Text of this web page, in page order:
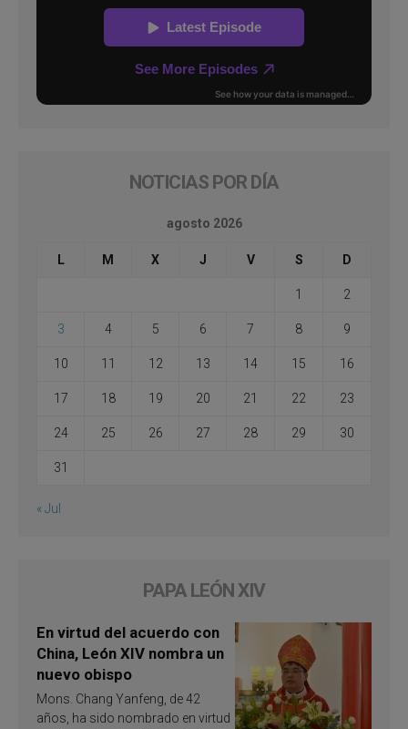
NOTICIAS POR DÍA
agosto 2026
L M X J V S D
1 2
3 4 5 6 7 8 9
10 11 12 13 14 15 16
17 18 19 20 21 22 23
24 25 26 27 28 29 30
31
« Jul
PAPA LEÓN XIV
En virtud del acuerdo con
China, León XIV nombra un
nuevo obispo
Mons. Chang Yanfeng, de 42
años, ha sido nombrado en virtud